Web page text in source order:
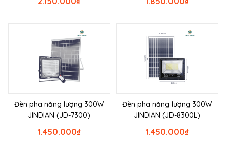
Đèn pha năng lượng 300W
JINDIAN (JD-7300)
₫
1.450.000
Đèn pha năng lượng 300W
JINDIAN (JD-8300L)
₫
1.450.000